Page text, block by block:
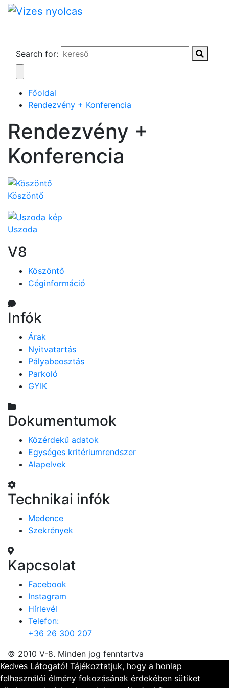
Search for:
Főoldal
Rendezvény + Konferencia
Rendezvény +
Konferencia
Köszöntő
Uszoda
V8
Köszöntő
Céginformáció
Infók
Árak
Nyitvatartás
Pályabeosztás
Parkoló
GYIK
Dokumentumok
Közérdekű adatok
Egységes kritériumrendszer
Alapelvek
Technikai infók
Medence
Szekrények
Kapcsolat
Facebook
Instagram
Hírlevél
Telefon:
+36 26 300 207
© 2010 V-8. Minden jog fenntartva
Kedves Látogató! Tájékoztatjuk, hogy a honlap
felhasználói élmény fokozásának érdekében sütiket